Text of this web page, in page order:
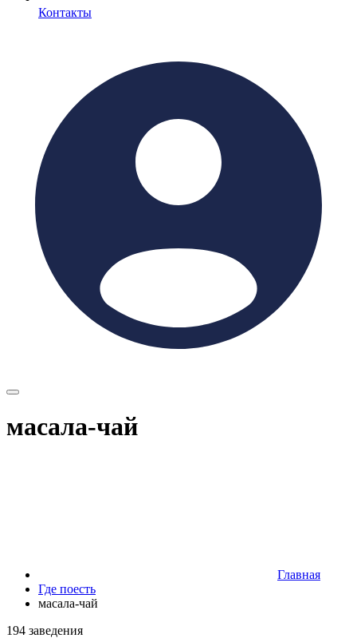
Контакты
масала-чай
Главная
Где поесть
масала-чай
194 заведения